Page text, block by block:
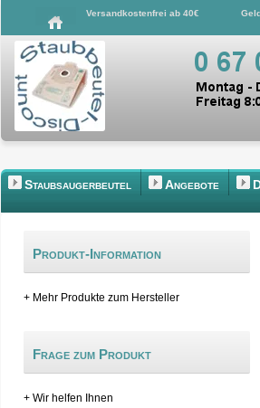
Versandkostenfrei ab 40€
Staubsaugerbeutel Angebote
Produkt-Information
+ Mehr Produkte zum Hersteller
Frage zum Produkt
+ Wir helfen Ihnen